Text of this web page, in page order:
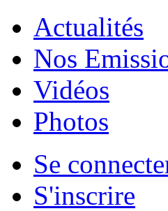
Actualités
Nos
Vidéos
Photos
Se
S'inscrire